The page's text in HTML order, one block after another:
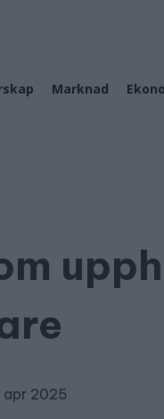
Marknad
apr 2025